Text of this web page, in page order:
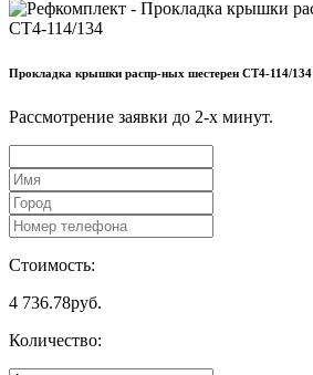
Прокладка крышки распр-ных шестерен CT4-114/134
Рассмотрение заявки до 2-x минут.
Стоимость:
4 736.78руб.
Количество: